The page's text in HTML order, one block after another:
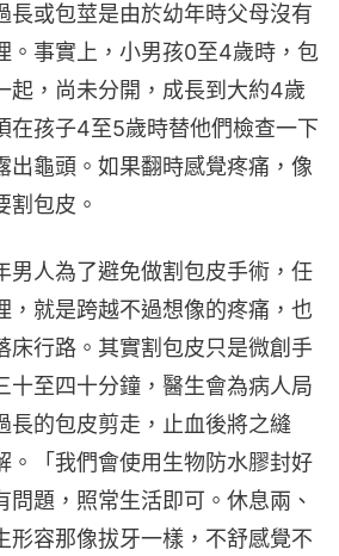
長或包莖是由於幼年時父母沒有
。事實上，小男孩0至4歲時，包
起，尚未分開，成長到大約4歲
在孩子4至5歲時替他們檢查一下
出龜頭。如果翻時感覺疼痛，像
割包皮。
男人為了避免做割包皮手術，任
，就是跨越不過想像的疼痛，也
床行路。其實割包皮只是微創手
十至四十分鐘，醫生會為病人局
長的包皮剪走，止血後將之縫
。「我們會使用生物防水膠封好
問題，照常生活即可。休息兩、
形容那像拔牙一樣，不舒感覺不